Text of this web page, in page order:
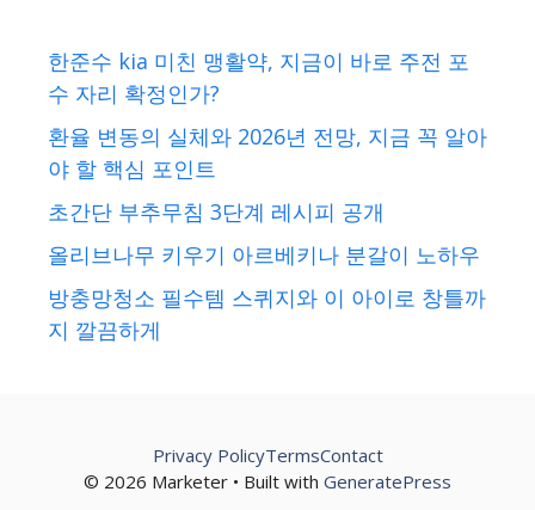
한준수 kia 미친 맹활약, 지금이 바로 주전 포
수 자리 확정인가?
환율 변동의 실체와 2026년 전망, 지금 꼭 알아
야 할 핵심 포인트
초간단 부추무침 3단계 레시피 공개
올리브나무 키우기 아르베키나 분갈이 노하우
방충망청소 필수템 스퀴지와 이 아이로 창틀까
지 깔끔하게
© 2026 Marketer • Built with GeneratePress
Privacy PolicyTermsContact